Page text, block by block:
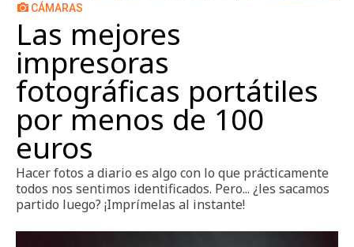
CÁMARAS
Las mejores
impresoras
fotográficas portátiles
por menos de 100
euros
Hacer fotos a diario es algo con lo que prácticamente
todos nos sentimos identificados. Pero... ¿les sacamos
partido luego? ¡Imprímelas al instante!